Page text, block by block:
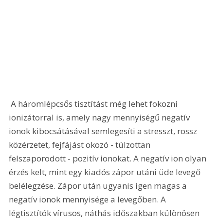
A háromlépcsős tisztítást még lehet fokozni
ionizátorral is, amely nagy mennyiségű negatív
ionok kibocsátásával semlegesíti a stresszt, rossz
közérzetet, fejfájást okozó - túlzottan
felszaporodott - pozitív ionokat. A negatív ion olyan
érzés kelt, mint egy kiadós zápor utáni üde levegő
belélegzése. Zápor után ugyanis igen magas a
negatív ionok mennyisége a levegőben. A
légtisztítók vírusos, náthás időszakban különösen